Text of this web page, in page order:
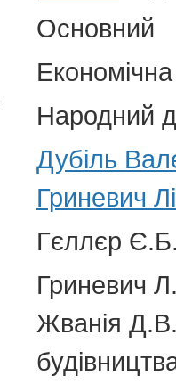
Основний
Народний
Дубіль
Гриневич
Гєллєр
Гриневич
Жванія